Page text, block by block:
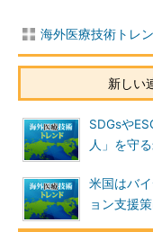
海外医療技術トレ
新しい
SDGsや
人」を守
米国はバ
ョン支援